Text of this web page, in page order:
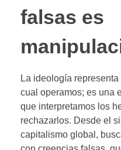
falsas es
La ideología
cual operamos; es una
que interpretamos los
rechazarlos. Desde el
capitalismo global,